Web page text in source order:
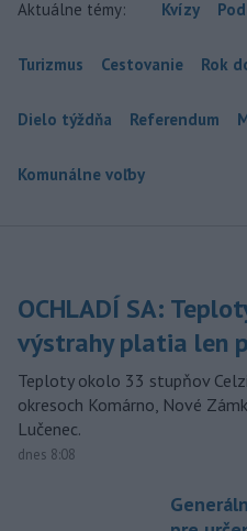
Aktuálne témy: Kvízy
Turizmus Cestovanie Rok
Dielo týždňa Referendum
Komunálne voľby
OCHLADÍ SA:
výstrahy platia len
Teploty okolo 33 stupňov
okresoch Komárno, Nové
Lučenec.
dnes 8:08